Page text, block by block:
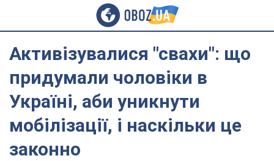
Активізувалися "свахи": що
придумали чоловіки в
Україні, аби уникнути
мобілізації, і наскільки це
законно